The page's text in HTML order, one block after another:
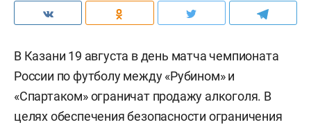
В Казани 19 августа в день матча чемпионата
России по футболу между «Рубином» и
«Спартаком» ограничат продажу алкоголя. В
целях обеспечения безопасности ограничения